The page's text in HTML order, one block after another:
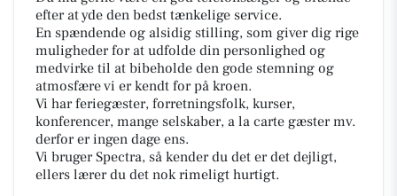
efter at yde den bedst tænkelige service.
En spændende og alsidig stilling, som giver dig rige
muligheder for at udfolde din personlighed og
medvirke til at bibeholde den gode stemning og
atmosfære vi er kendt for på kroen.
Vi har feriegæster, forretningsfolk, kurser,
konferencer, mange selskaber, a la carte gæster mv.
derfor er ingen dage ens.
Vi bruger Spectra, så kender du det er det dejligt,
ellers lærer du det nok rimeligt hurtigt.